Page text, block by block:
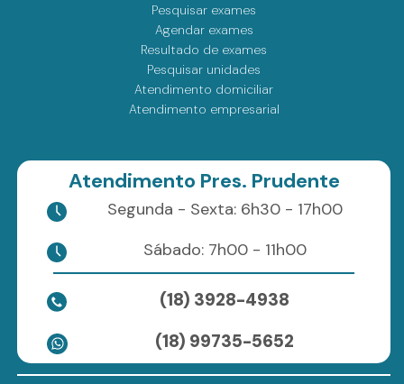
Pesquisar exames
Agendar exames
Resultado de exames
Pesquisar unidades
Atendimento domiciliar
Atendimento empresarial
Atendimento Pres. Prudente
Segunda - Sexta: 6h30 - 17h00
Sábado: 7h00 - 11h00
(18) 3928-4938
(18) 99735-5652